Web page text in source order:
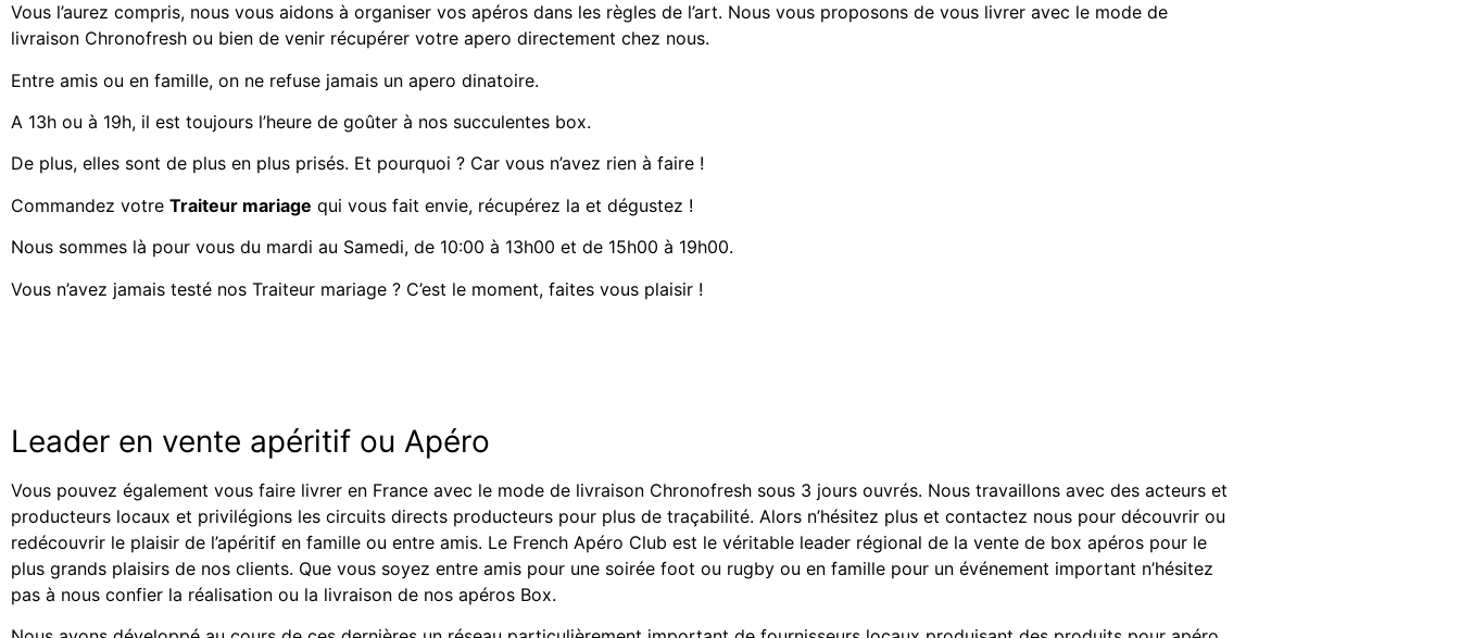
Vous l’aurez compris, nous vous aidons à organiser vos apéros dans les règles de l’art. Nous vous proposons de vous livrer avec le mode de
livraison Chronofresh ou bien de venir récupérer votre apero directement chez nous.
Entre amis ou en famille, on ne refuse jamais un apero dinatoire.
A 13h ou à 19h, il est toujours l’heure de goûter à nos succulentes box.
De plus, elles sont de plus en plus prisés. Et pourquoi ? Car vous n’avez rien à faire !
Commandez votre Traiteur mariage qui vous fait envie, récupérez la et dégustez !
Nous sommes là pour vous du mardi au Samedi, de 10:00 à 13h00 et de 15h00 à 19h00.
Vous n’avez jamais testé nos Traiteur mariage ? C’est le moment, faites vous plaisir !
Leader en vente apéritif ou Apéro
Vous pouvez également vous faire livrer en France avec le mode de livraison Chronofresh sous 3 jours ouvrés. Nous travaillons avec des acteurs et
producteurs locaux et privilégions les circuits directs producteurs pour plus de traçabilité. Alors n’hésitez plus et contactez nous pour découvrir ou
redécouvrir le plaisir de l’apéritif en famille ou entre amis. Le French Apéro Club est le véritable leader régional de la vente de box apéros pour le
plus grands plaisirs de nos clients. Que vous soyez entre amis pour une soirée foot ou rugby ou en famille pour un événement important n’hésitez
pas à nous confier la réalisation ou la livraison de nos apéros Box.